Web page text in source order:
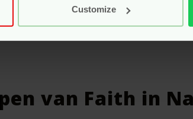
Customize
van Faith in